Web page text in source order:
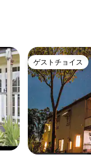
ゲストチョイス
ゲストチョイス